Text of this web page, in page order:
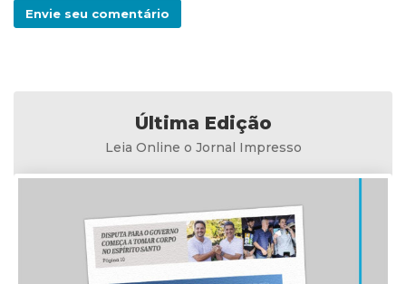
Envie seu comentário
Última Edição
Leia Online o Jornal Impresso